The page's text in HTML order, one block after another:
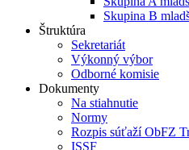
Skupina B
Štruktúra
Sekretariát
Výkonný výbor
Odborné komisie
Dokumenty
Na stiahnutie
Normy
Rozpis súťaží ObFZ
ISSF